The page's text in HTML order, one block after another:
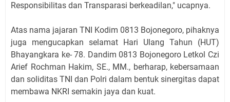
Responsibilitas dan Transparasi berkeadilan," ucapnya.
Atas nama jajaran TNI Kodim 0813 Bojonegoro, pihaknya
juga mengucapkan selamat Hari Ulang Tahun (HUT)
Bhayangkara ke- 78. Dandim 0813 Bojonegoro Letkol Czi
Arief Rochman Hakim, SE., MM., berharap, kebersamaan
dan soliditas TNI dan Polri dalam bentuk sinergitas dapat
membawa NKRI semakin jaya dan kuat.